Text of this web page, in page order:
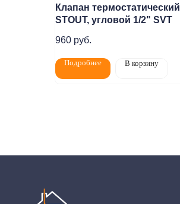
Клапан термостатический
STOUT, угловой 1/2" SVТ
960 руб.
Подробнее В корзину
Политика конфидециальности
11, email: komtep@yandex.ru)